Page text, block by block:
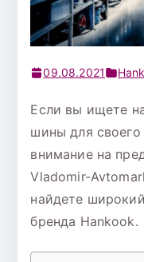
09.08.2021
Если вы ищете
шины для своего
внимание на
Vladomir-
найдете
бренда Hankook.